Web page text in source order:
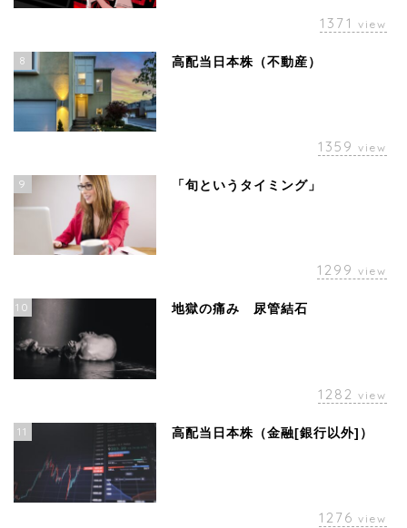
1371 view
8 高配当日本株（不動産）
1359 view
9 「旬というタイミング」
1299 view
10 地獄の痛み 尿管結石
1282 view
11 高配当日本株（金融[銀行以外]）
1276 view
ホーム